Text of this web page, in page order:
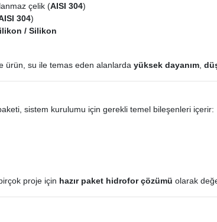
çelik (AISI 304)
304)
/ Silikon
ürün, su ile temas eden alanlardayüksek dayanım ,
sistem kurulumu için gerekli temel bileşenleri içerir:
proje için hazır paket hidrofor çözümü olarak